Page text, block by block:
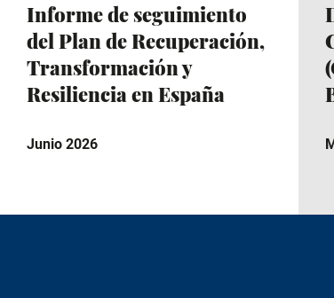
Informe de seguimiento
del Plan de Recuperación,
Transformación y
Resiliencia en España
Junio 2026